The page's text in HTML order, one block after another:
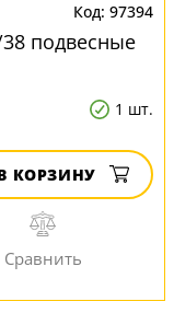
97394
подвесные
1 шт.
КОРЗИНУ